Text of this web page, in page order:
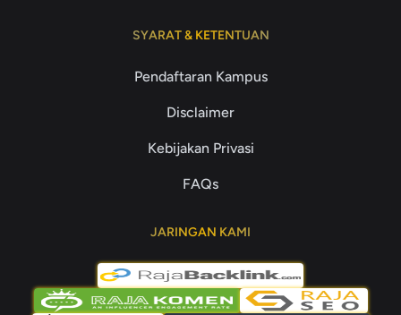
SYARAT & KETENTUAN
Pendaftaran Kampus
Disclaimer
Kebijakan Privasi
FAQs
JARINGAN KAMI